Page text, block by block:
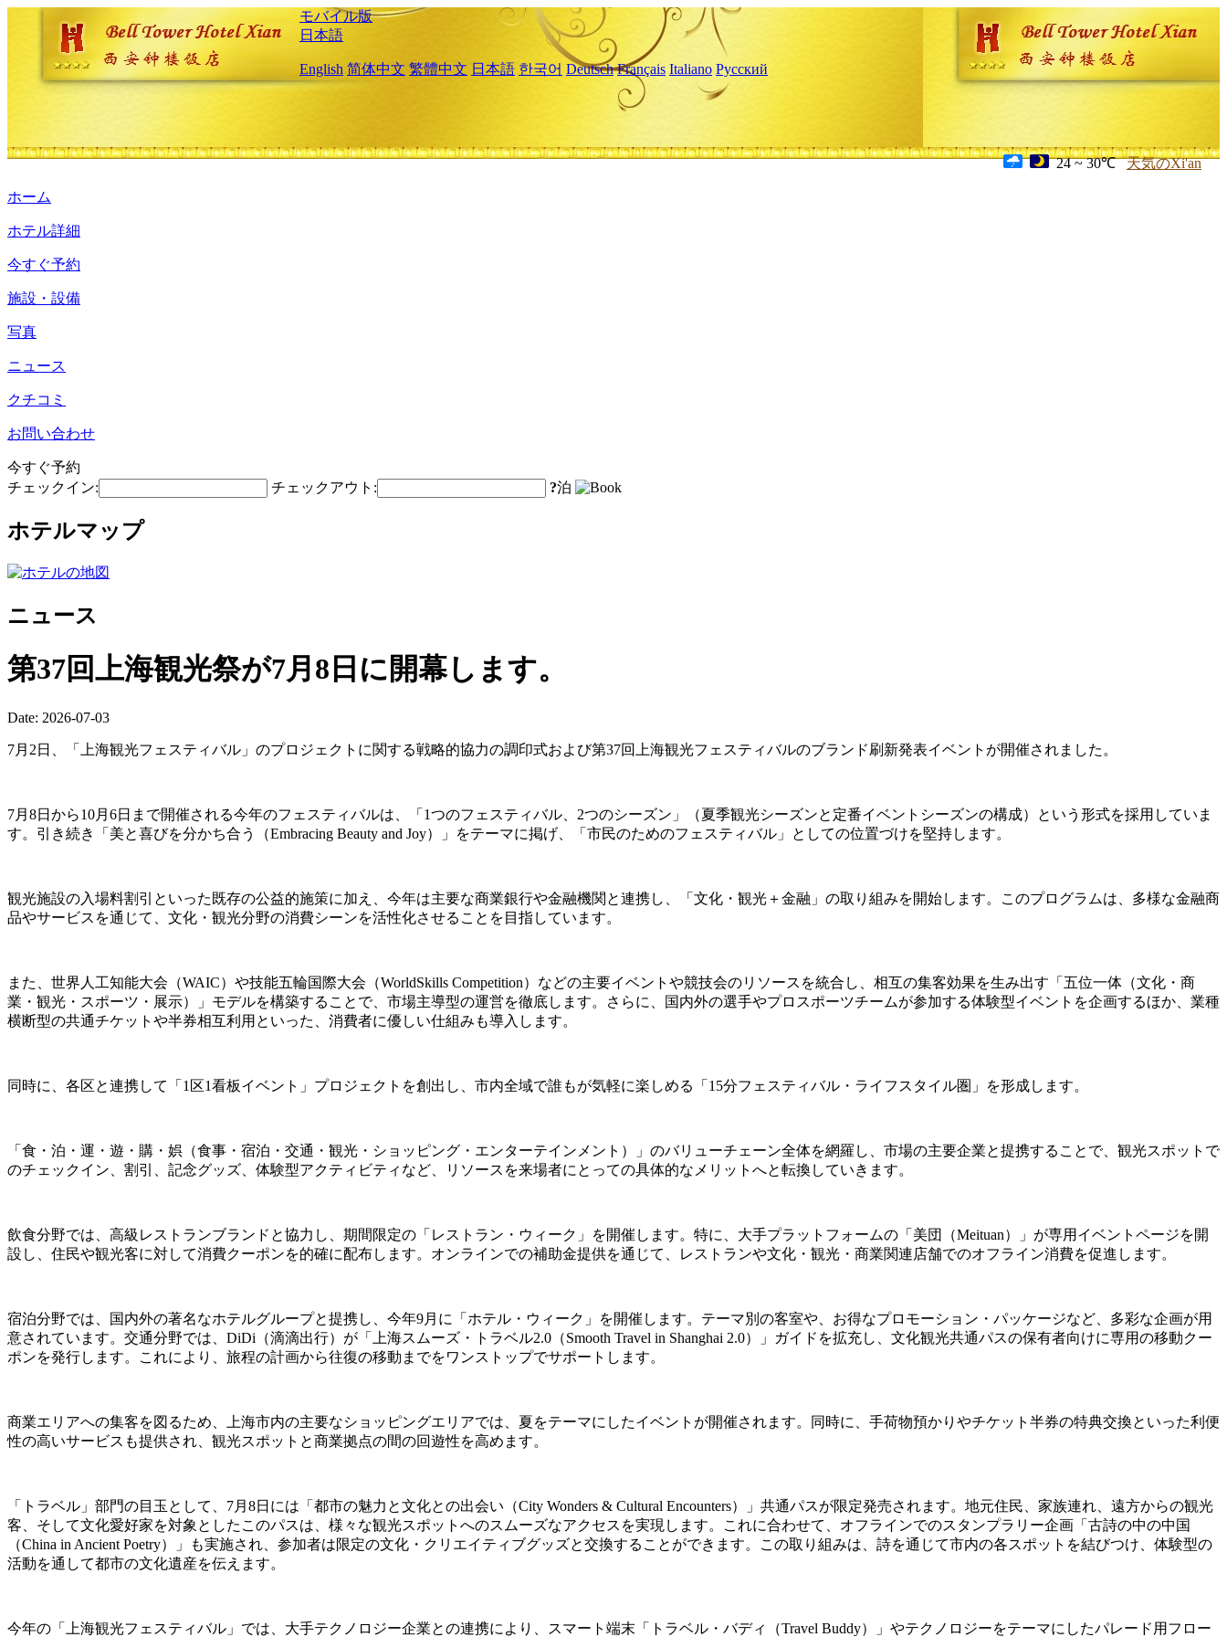
モバイル版
日本語
English 简体中文 繁體中文 日本語 한국어 Deutsch Français Italiano Русский
24 ~ 30℃ 天気のXi'an
ホーム
ホテル詳細
今すぐ予約
施設・設備
写真
ニュース
クチコミ
お問い合わせ
今すぐ予約
チェックイン:
チェックアウト: ?泊
ホテルマップ
ニュース
第37回上海観光祭が7月8日に開幕します。
Date: 2026-07-03
7月2日、「上海観光フェスティバル」のプロジェクトに関する戦略的協力の調印式および第37回上海観光フェスティバルのブランド刷新発表イベントが開催されました。
7月8日から10月6日まで開催される今年のフェスティバルは、「1つのフェスティバル、2つのシーズン」（夏季観光シーズンと定番イベントシーズンの構成）という形式を採用していま
す。引き続き「美と喜びを分かち合う（Embracing Beauty and Joy）」をテーマに掲げ、「市民のためのフェスティバル」としての位置づけを堅持します。
観光施設の入場料割引といった既存の公益的施策に加え、今年は主要な商業銀行や金融機関と連携し、「文化・観光＋金融」の取り組みを開始します。このプログラムは、多様な金融商
品やサービスを通じて、文化・観光分野の消費シーンを活性化させることを目指しています。
また、世界人工知能大会（WAIC）や技能五輪国際大会（WorldSkills Competition）などの主要イベントや競技会のリソースを統合し、相互の集客効果を生み出す「五位一体（文化・商
業・観光・スポーツ・展示）」モデルを構築することで、市場主導型の運営を徹底します。さらに、国内外の選手やプロスポーツチームが参加する体験型イベントを企画するほか、業種
横断型の共通チケットや半券相互利用といった、消費者に優しい仕組みも導入します。
同時に、各区と連携して「1区1看板イベント」プロジェクトを創出し、市内全域で誰もが気軽に楽しめる「15分フェスティバル・ライフスタイル圏」を形成します。
「食・泊・運・遊・購・娯（食事・宿泊・交通・観光・ショッピング・エンターテインメント）」のバリューチェーン全体を網羅し、市場の主要企業と提携することで、観光スポットで
のチェックイン、割引、記念グッズ、体験型アクティビティなど、リソースを来場者にとっての具体的なメリットへと転換していきます。
飲食分野では、高級レストランブランドと協力し、期間限定の「レストラン・ウィーク」を開催します。特に、大手プラットフォームの「美団（Meituan）」が専用イベントページを開
設し、住民や観光客に対して消費クーポンを的確に配布します。オンラインでの補助金提供を通じて、レストランや文化・観光・商業関連店舗でのオフライン消費を促進します。
宿泊分野では、国内外の著名なホテルグループと提携し、今年9月に「ホテル・ウィーク」を開催します。テーマ別の客室や、お得なプロモーション・パッケージなど、多彩な企画が用
意されています。交通分野では、DiDi（滴滴出行）が「上海スムーズ・トラベル2.0（Smooth Travel in Shanghai 2.0）」ガイドを拡充し、文化観光共通パスの保有者向けに専用の移動クー
ポンを発行します。これにより、旅程の計画から往復の移動までをワンストップでサポートします。
商業エリアへの集客を図るため、上海市内の主要なショッピングエリアでは、夏をテーマにしたイベントが開催されます。同時に、手荷物預かりやチケット半券の特典交換といった利便
性の高いサービスも提供され、観光スポットと商業拠点の間の回遊性を高めます。
「トラベル」部門の目玉として、7月8日には「都市の魅力と文化との出会い（City Wonders & Cultural Encounters）」共通パスが限定発売されます。地元住民、家族連れ、遠方からの観光
客、そして文化愛好家を対象としたこのパスは、様々な観光スポットへのスムーズなアクセスを実現します。これに合わせて、オフラインでのスタンプラリー企画「古詩の中の中国
（China in Ancient Poetry）」も実施され、参加者は限定の文化・クリエイティブグッズと交換することができます。この取り組みは、詩を通じて市内の各スポットを結びつけ、体験型の
活動を通して都市の文化遺産を伝えます。
今年の「上海観光フェスティバル」では、大手テクノロジー企業との連携により、スマート端末「トラベル・バディ（Travel Buddy）」やテクノロジーをテーマにしたパレード用フロー